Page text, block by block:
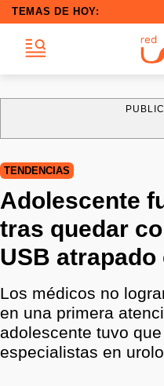
TEMAS DE HOY:
TENDENCIAS
Adolescente
tras quedar
USB
Los médicos no
en una primera
adolescente tuvo
especialistas en